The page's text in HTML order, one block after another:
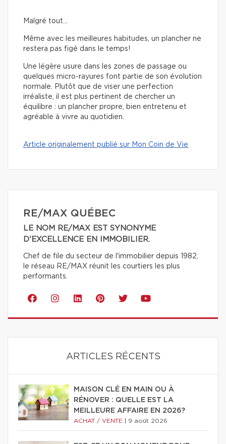
Malgré tout…
Même avec les meilleures habitudes, un plancher ne
restera pas figé dans le temps!
Une légère usure dans les zones de passage ou
quelques micro-rayures font partie de son évolution
normale. Plutôt que de viser une perfection
irréaliste, il est plus pertinent de chercher un
équilibre : un plancher propre, bien entretenu et
agréable à vivre au quotidien.
Article originalement publié sur Mon Coin de Vie
RE/MAX QUÉBEC
LE NOM RE/MAX EST SYNONYME
D'EXCELLENCE EN IMMOBILIER.
Chef de file du secteur de l'immobilier depuis 1982,
le réseau RE/MAX réunit les courtiers les plus
performants.
ARTICLES RÉCENTS
MAISON CLÉ EN MAIN OU À
RÉNOVER : QUELLE EST LA
MEILLEURE AFFAIRE EN 2026?
ACHAT / VENTE 9 août 2026